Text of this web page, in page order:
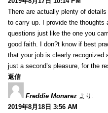
There are actually plenty of
to carry up. I provide the thoughts
questions just like the one you
good faith. I don?t know if best
that your job is clearly recognized
just a second’s pleasure, for the
返信
Freddie Monarez より:
2019年8月18日 3:56 AM